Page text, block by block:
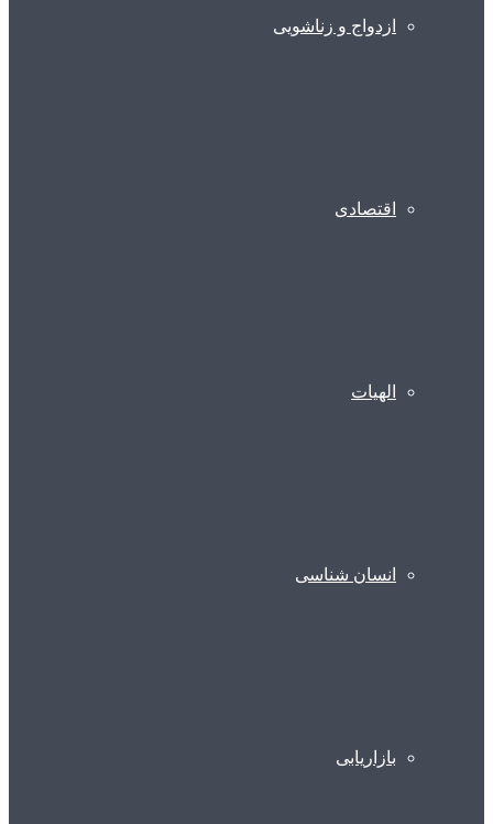
ازدواج و زناشویی
اقتصادی
الهیات
انسان شناسی
بازاریابی